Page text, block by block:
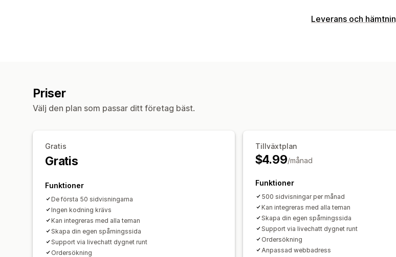
Spårning
Leverans och
Priser
Välj den plan som passar ditt företag bäst.
Gratis
Gratis
Funktioner
De första 50 sidvisningarna
Ingen kodning krävs
Kan integreras med alla teman
Skapa din egen spårningssida
Support via livechatt dygnet runt
Ordersökning
Tillväxtplan
$4.99/månad
Funktioner
500 sidvisningar per månad
Kan integreras med alla teman
Skapa din egen spårningssida
Support via livechatt dygnet runt
Ordersökning
Anpassad webbadress